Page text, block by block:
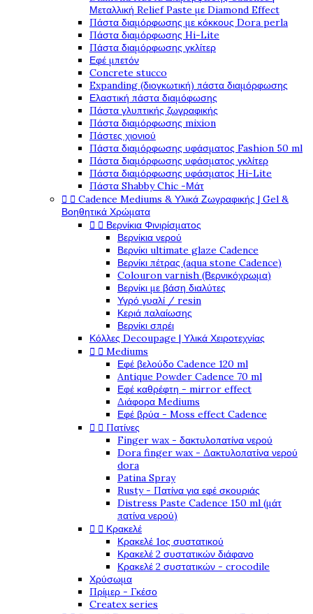
Μεταλλική Relief Paste με Diamond Effect
Πάστα διαμόρφωσης με κόκκους Dora perla
Πάστα διαμόρφωσης Hi-Lite
Πάστα διαμόρφωσης γκλίτερ
Εφέ μπετόν
Concrete stucco
Expanding (διογκωτική) πάστα διαμόρφωσης
Ελαστική πάστα διαμόφωσης
Πάστα γλυπτικής ζωγραφικής
Πάστα διαμόρφωσης mixion
Πάστες χιονιού
Πάστα διαμόρφωσης υφάσματος Fashion 50 ml
Πάστα διαμόρφωσης υφάσματος γκλίτερ
Πάστα διαμόρφωσης υφάσματος Hi-Lite
Πάστα Shabby Chic -Μάτ
  Cadence Mediums & Υλικά Ζωγραφικής | Gel &
Βοηθητικά Χρώματα
  Βερνίκια Φινιρίσματος
Βερνίκια νερού
Βερνίκι ultimate glaze Cadence
Βερνίκι πέτρας (aqua stone Cadence)
Colouron varnish (Βερνικόχρωμα)
Βερνίκι με βάση διαλύτες
Υγρό γυαλί / resin
Κεριά παλαίωσης
Βερνίκι σπρέι
Κόλλες Decoupage | Υλικά Χειροτεχνίας
  Mediums
Εφέ βελούδο Cadence 120 ml
Antique Powder Cadence 70 ml
Εφέ καθρέφτη - mirror effect
Διάφορα Mediums
Εφέ βρύα - Moss effect Cadence
  Πατίνες
Finger wax - δακτυλοπατίνα νερού
Dora finger wax - Δακτυλοπατίνα νερού
dora
Patina Spray
Rusty - Πατίνα για εφέ σκουριάς
Distress Paste Cadence 150 ml (μάτ
πατίνα νερού)
  Κρακελέ
Κρακελέ 1ος συστατικού
Κρακελέ 2 συστατικών διάφανο
Κρακελέ 2 συστατικών - crocodile
Χρύσωμα
Πρίμερ - Γκέσο
Createx series